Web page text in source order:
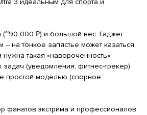
3 идеальным для спорта и
000 ₽) и большой вес. Гаджет
– на тонкое запястье может казаться
такая «навороченность»:
(уведомления, фитнес-трекер)
простой моделью (спорное
фанатов экстрима и профессионалов,